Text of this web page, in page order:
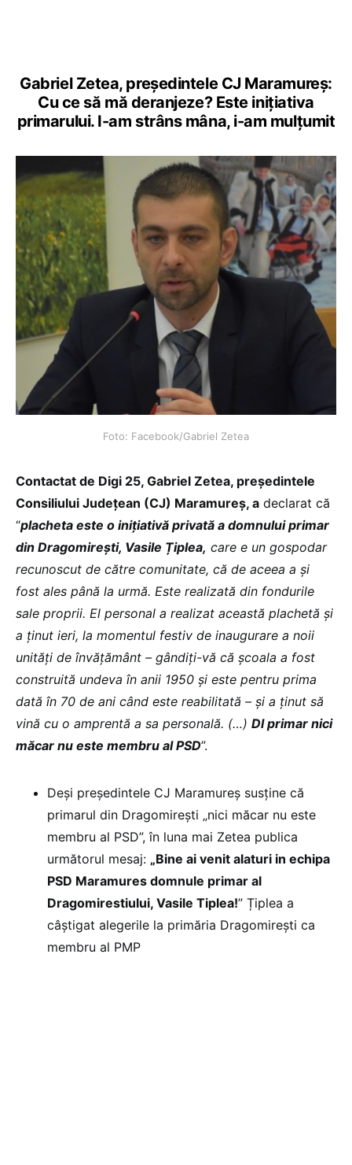
Gabriel Zetea, președintele CJ Maramureș:
Cu ce să mă deranjeze? Este inițiativa
primarului. I-am strâns mâna, i-am mulțumit
Foto: Facebook/Gabriel Zetea
Contactat de Digi 25, Gabriel Zetea, președintele
Consiliului Județean (CJ) Maramureș, a declarat că
“placheta este o inițiativă privată a domnului primar
din Dragomirești, Vasile Țiplea, care e un gospodar
recunoscut de către comunitate, că de aceea a și
fost ales până la urmă. Este realizată din fondurile
sale proprii. El personal a realizat această plachetă și
a ținut ieri, la momentul festiv de inaugurare a noii
unități de învățământ – gândiți-vă că școala a fost
construită undeva în anii 1950 și este pentru prima
dată în 70 de ani când este reabilitată – și a ținut să
vină cu o amprentă a sa personală. (…) Dl primar nici
măcar nu este membru al PSD”.
Deși președintele CJ Maramureș susține că
primarul din Dragomirești „nici măcar nu este
membru al PSD”, în luna mai Zetea publica
următorul mesaj: „Bine ai venit alaturi in echipa
PSD Maramures domnule primar al
Dragomirestiului, Vasile Tiplea!” Țiplea a
câștigat alegerile la primăria Dragomirești ca
membru al PMP